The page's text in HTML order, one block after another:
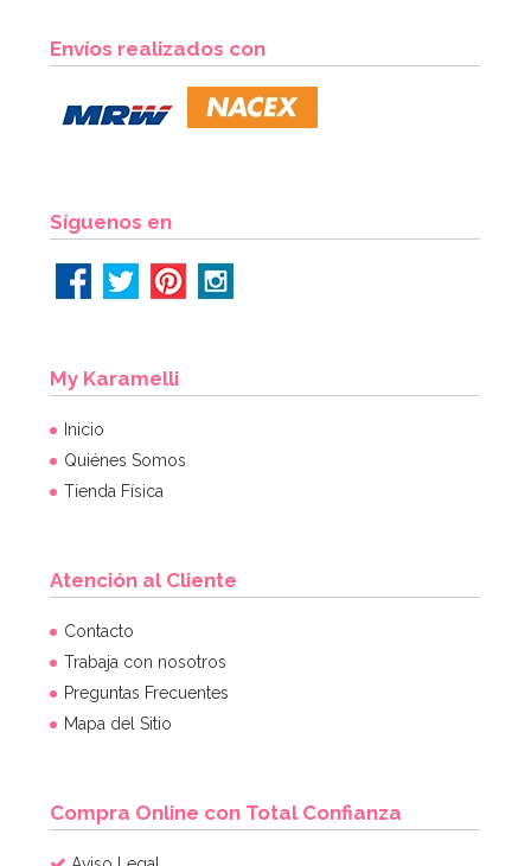
2,95€
Marco para Photocall inflable 70 cm
AÑADIR
Envíos realizados con
Síguenos en
My Karamelli
Inicio
Quiénes Somos
Tienda Física
Atención al Cliente
Contacto
Trabaja con nosotros
Preguntas Frecuentes
Mapa del Sitio
Compra Online con Total Confianza